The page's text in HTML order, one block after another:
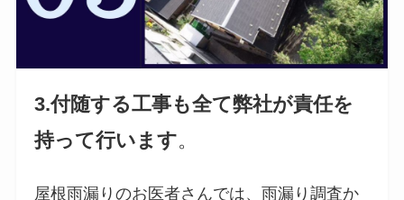
3.付随する工事も全て弊社が責任を
持って行います。
屋根雨漏りのお医者さんでは、雨漏り調査か